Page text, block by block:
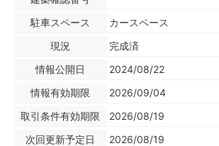
駐車スペース
カースペース
現況
完成済
情報公開日
2024/08/22
情報有効期限
2026/09/04
取引条件有効期限
2026/08/19
次回更新予定日
2026/08/19